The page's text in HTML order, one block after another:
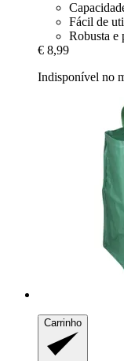
Fácil de
Robusta e
€ 8,99
Indisponível no
Carrinho